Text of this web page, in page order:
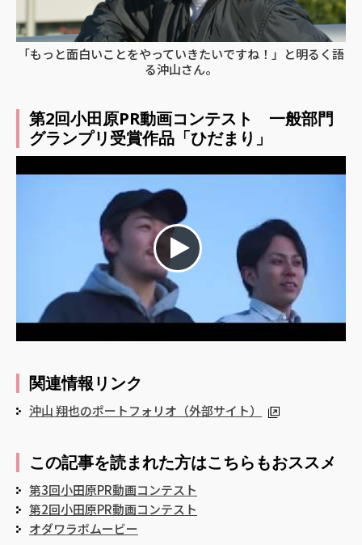
「もっと面白いことをやっていきたいですね！」と明るく語
る沖山さん。
第2回小田原PR動画コンテスト 一般部門
グランプリ受賞作品「ひだまり」
関連情報リンク
沖山 翔也のポートフォリオ（外部サイト）
この記事を読まれた方はこちらもおススメ
第3回小田原PR動画コンテスト
第2回小田原PR動画コンテスト
オダワラボムービー